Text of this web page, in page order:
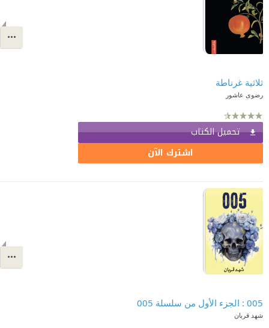
ثلاثية غرناطة
رضوى عاشور
تحميل الكتاب
اشترك الآن
005 : الجزء الأول من سلسلة 005
شهد قربان